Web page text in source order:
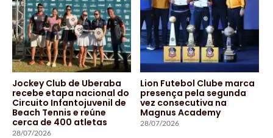
Jockey Club de Uberaba
recebe etapa nacional do
Circuito Infantojuvenil de
Beach Tennis e reúne
cerca de 400 atletas
28/07/2026
Lion Futebol Clube marca
presença pela segunda
vez consecutiva na
Magnus Academy
28/07/2026